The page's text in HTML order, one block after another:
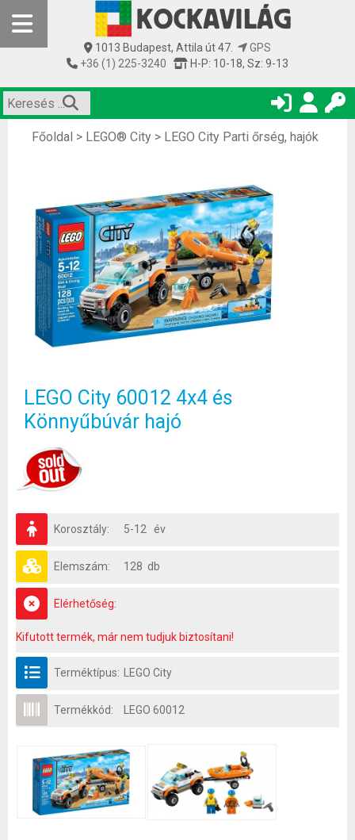
1013 Budapest, Attila út 47.
GPS
+36 (1) 225-3240
H-P: 10-18, Sz: 9-13
Főoldal > LEGO® City > LEGO City Parti őrség, hajók
LEGO City 60012 4x4 és
Könnyűbúvár hajó
Korosztály: 5-12 év
Elemszám: 128 db
Elérhetőség:
Kifutott termék, már nem tudjuk biztosítani!
Terméktípus: LEGO City
Termékkód: LEGO 60012